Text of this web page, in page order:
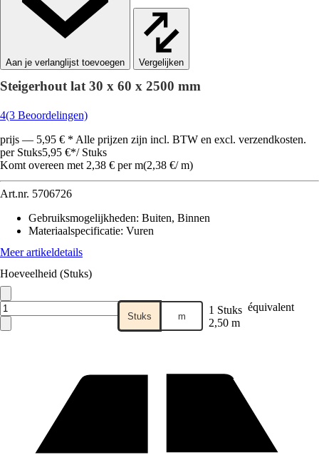
Vergelijken
Steigerhout lat 30 x 60 x 2500 mm
4(3 Beoordelingen)
prijs — 5,95 € * Alle prijzen zijn incl. BTW en excl. verzendkosten.
per Stuks5,95 €*/ Stuks
Komt overeen met 2,38 € per m(2,38 €/ m)
Art.nr. 5706726
Gebruiksmogelijkheden: Buiten, Binnen
Materiaalspecificatie: Vuren
Meer artikeldetails
Hoeveelheid (Stuks)
Stuks m 1 Stuks équivalent
2,50 m